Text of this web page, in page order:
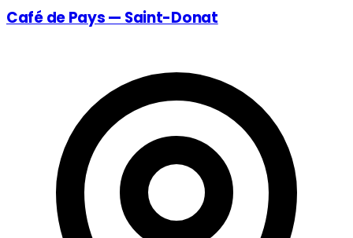
Café de Pays — Saint-Donat